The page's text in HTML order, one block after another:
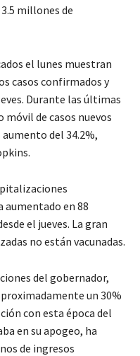
millones de
el lunes muestran
casos confirmados y
Durante las últimas
de casos nuevos
del 34.2%,
aumentado en 88
el jueves. La gran
no están vacunadas.
del gobernador,
un 30%
con esta época del
en su apogeo, ha
de ingresos